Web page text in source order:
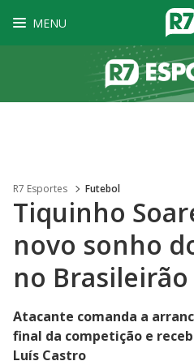
MENU
R7 Esportes Futebol
Tiquinho
novo sonho
no Brasileirão
Atacante comanda a
final da competição e
Luís Castro